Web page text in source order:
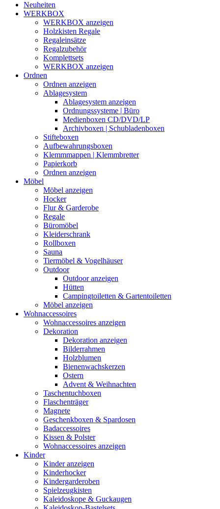
Neuheiten
WERKBOX
WERKBOX anzeigen
Holzkisten Regale
Regaleinsätze
Regalzubehör
Komplettsets
WERKBOX anzeigen
Ordnen
Ordnen anzeigen
Ablagesystem
Ablagesystem anzeigen
Ordnungssysteme | Büro
Medienboxen CD/DVD/LP
Archivboxen | Schubladenboxen
Stifteboxen
Aufbewahrungsboxen
Klemmmappen | Klemmbretter
Papierkorb
Ordnen anzeigen
Möbel
Möbel anzeigen
Hocker
Flur & Garderobe
Regale
Büromöbel
Kleiderschrank
Rollboxen
Sauna
Tiermöbel & Vogelhäuser
Outdoor
Outdoor anzeigen
Hütten
Campingtoiletten & Gartentoiletten
Möbel anzeigen
Wohnaccessoires
Wohnaccessoires anzeigen
Dekoration
Dekoration anzeigen
Bilderrahmen
Holzblumen
Bienenwachskerzen
Ostern
Advent & Weihnachten
Taschentuchboxen
Flaschenträger
Magnete
Geschenkboxen & Spardosen
Badaccessoires
Kissen & Polster
Wohnaccessoires anzeigen
Kinder
Kinder anzeigen
Kinderhocker
Kindergarderoben
Spielzeugkisten
Kaleidoskope & Guckaugen